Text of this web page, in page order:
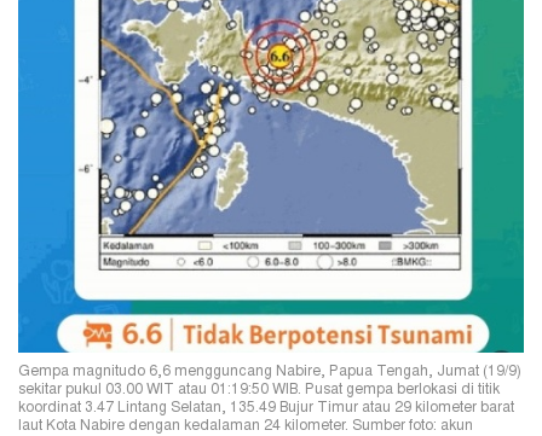
Gempa magnitudo 6,6 mengguncang Nabire, Papua Tengah, Jumat (19/9)
sekitar pukul 03.00 WIT atau 01:19:50 WIB. Pusat gempa berlokasi di titik
koordinat 3.47 Lintang Selatan, 135.49 Bujur Timur atau 29 kilometer barat
laut Kota Nabire dengan kedalaman 24 kilometer. Sumber foto: akun